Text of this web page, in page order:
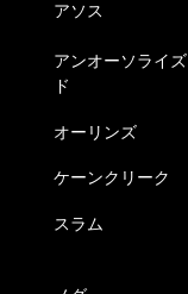
アソス
アンオーソライズ
ド
オーリンズ
ケーンクリーク
スラム